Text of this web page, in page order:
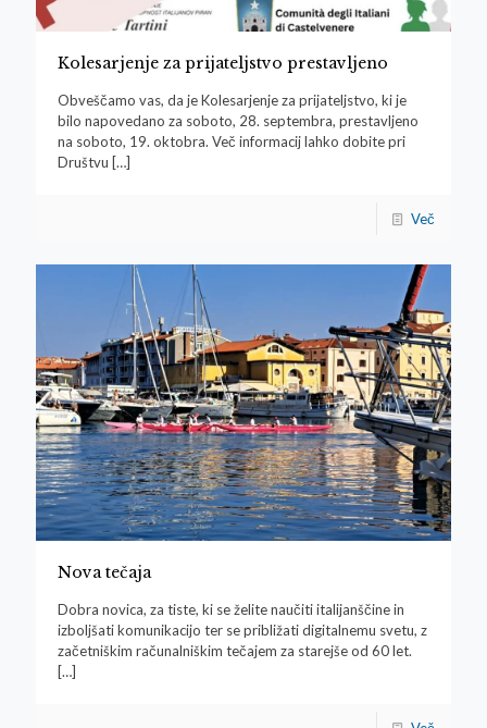
Kolesarjenje za prijateljstvo prestavljeno
Obveščamo vas, da je Kolesarjenje za prijateljstvo, ki je
bilo napovedano za soboto, 28. septembra, prestavljeno
na soboto, 19. oktobra. Več informacij lahko dobite pri
Društvu […]
Več
Nova tečaja
Dobra novica, za tiste, ki se želite naučiti italijanščine in
izboljšati komunikacijo ter se približati digitalnemu svetu, z
začetniškim računalniškim tečajem za starejše od 60 let.
[…]